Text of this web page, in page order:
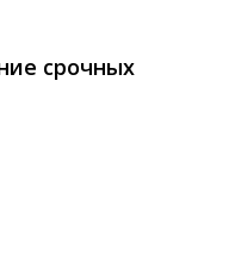
срочных